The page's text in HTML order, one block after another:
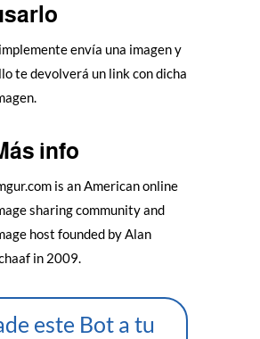
envía una imagen y
te devolverá un link con dicha
info
is an American online
sharing community and
host founded by Alan
in 2009.
este Bot a tu